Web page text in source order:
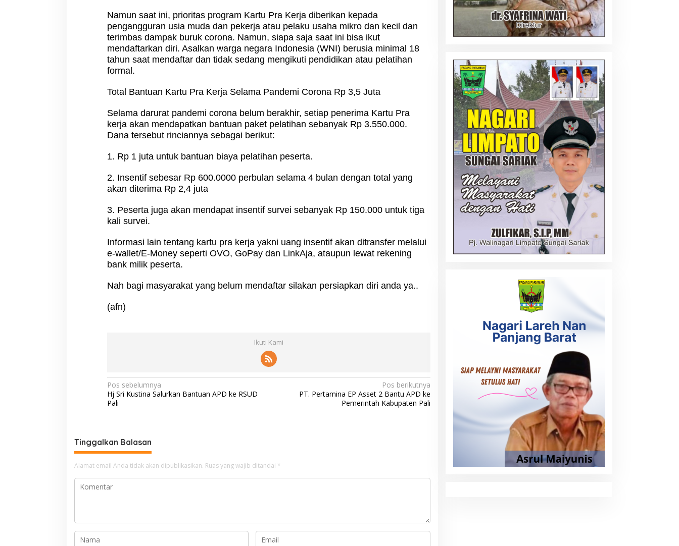
Namun saat ini, prioritas program Kartu Pra Kerja diberikan kepada
pengangguran usia muda dan pekerja atau pelaku usaha mikro dan kecil dan
terimbas dampak buruk corona. Namun, siapa saja saat ini bisa ikut
mendaftarkan diri. Asalkan warga negara Indonesia (WNI) berusia minimal 18
tahun saat mendaftar dan tidak sedang mengikuti pendidikan atau pelatihan
formal.
Total Bantuan Kartu Pra Kerja Selama Pandemi Corona Rp 3,5 Juta
Selama darurat pandemi corona belum berakhir, setiap penerima Kartu Pra
kerja akan mendapatkan bantuan paket pelatihan sebanyak Rp 3.550.000.
Dana tersebut rinciannya sebagai berikut:
1. Rp 1 juta untuk bantuan biaya pelatihan peserta.
2. Insentif sebesar Rp 600.0000 perbulan selama 4 bulan dengan total yang
akan diterima Rp 2,4 juta
3. Peserta juga akan mendapat insentif survei sebanyak Rp 150.000 untuk tiga
kali survei.
Informasi lain tentang kartu pra kerja yakni uang insentif akan ditransfer melalui
e-wallet/E-Money seperti OVO, GoPay dan LinkAja, ataupun lewat rekening
bank milik peserta.
Nah bagi masyarakat yang belum mendaftar silakan persiapkan diri anda ya..
(afn)
Ikuti Kami
N
a
g
a
s
i
s
Pos sebelumnya
Hj Sri Kustina Salurkan Bantuan APD ke RSUD
Pali
Pos berikutnya
PT. Pertamina EP Asset 2 Bantu APD ke
Pemerintah Kabupaten Pali
Tinggalkan Balasan
Alamat email Anda tidak akan dipublikasikan. Ruas yang wajib ditandai *